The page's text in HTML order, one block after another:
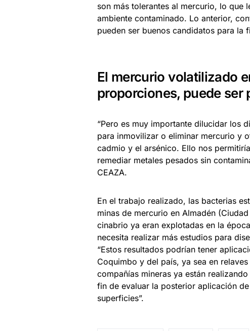
son más tolerantes al mercurio, lo que
ambiente contaminado. Lo anterior,
pueden ser buenos candidatos para la
El mercurio volatilizado
proporciones, puede ser
“Pero es muy importante dilucidar los
para inmovilizar o eliminar mercurio y
cadmio y el arsénico. Ello nos
remediar metales pesados sin
CEAZA.
En el trabajo realizado, las bacterias
minas de mercurio en Almadén
cinabrio ya eran explotadas en la
necesita realizar más estudios para
“Estos resultados podrían tener
Coquimbo y del país, ya sea en
compañías mineras ya están
fin de evaluar la posterior aplicación
superficies”.